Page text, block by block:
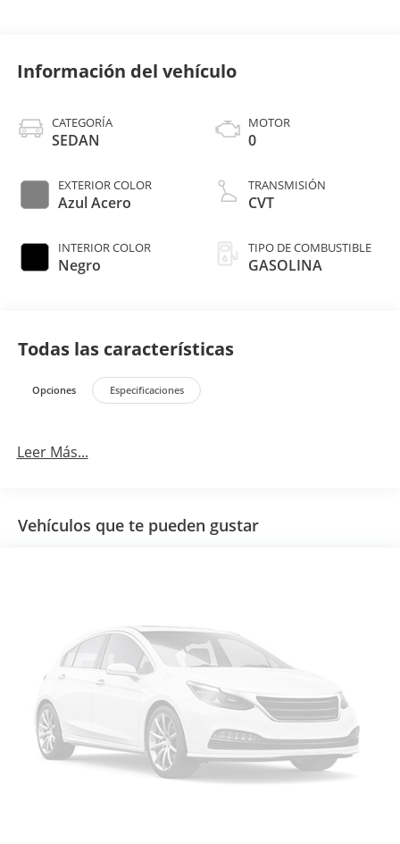
Información del vehículo
CATEGORÍA
SEDAN
EXTERIOR COLOR
Azul Acero
INTERIOR COLOR
Negro
MOTOR
0
TRANSMISIÓN
CVT
TIPO DE COMBUSTIBLE
GASOLINA
Todas las características
Opciones Especificaciones
Leer Más...
Vehículos que te pueden gustar